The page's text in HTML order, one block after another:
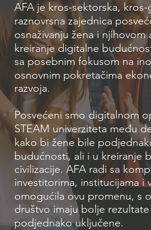
AFA je kros-sektorska,
raznovrsna zajednica
osnaživanju žena i
kreiranje digitalne
sa posebnim fokusom na
osnovnim pokretačima
razvoja.
Posvećeni smo digitalnom
STEAM univerziteta među
kako bi žene bile
budućnosti, ali i u kreiranje
civilizacije. AFA radi sa
investitorima, institucijama i
omogućila ovu promenu, s
društvo imaju bolje
podjednako uključene.